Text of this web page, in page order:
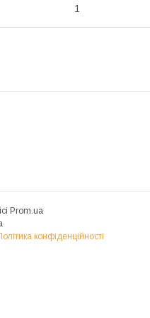
1
Prom.ua
конфіденційності